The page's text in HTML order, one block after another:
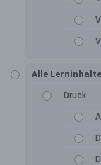
Alle Lerninhalte
Druck